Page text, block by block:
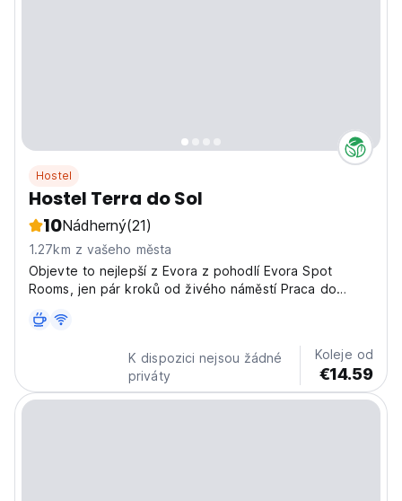
Hostel
Hostel Terra do Sol
10Nádherný(21)
1.27km z vašeho města
Objevte to nejlepší z Evora z pohodlí Evora Spot
Rooms, jen pár kroků od živého náměstí Praca do
Sculpture Garden.
K dispozici nejsou žádné
priváty
Koleje od
€14.59